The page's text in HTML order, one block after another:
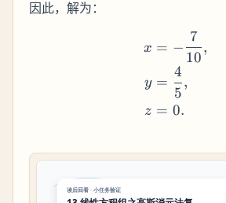
因此，解为：
x
y
z
= −
10
7
,
=
5
4
,
= 0.